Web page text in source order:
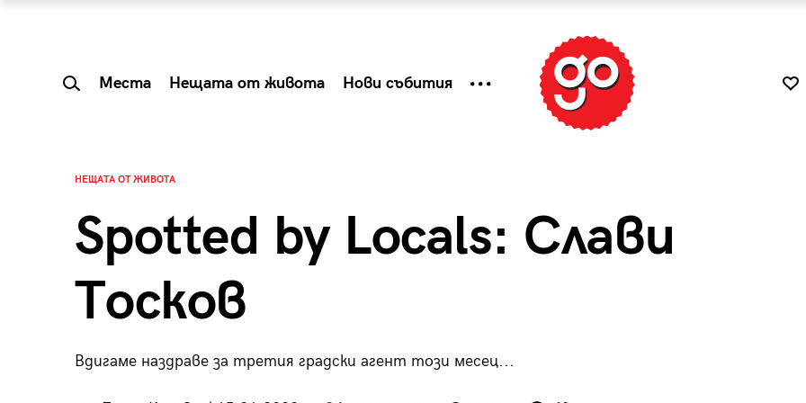
Места Нещата от живота Нови събития
НЕЩАТА ОТ ЖИВОТА
Spotted by Locals: Слави
Тосков
Вдигаме наздраве за третия градски агент този месец...
Summer Prelude: как